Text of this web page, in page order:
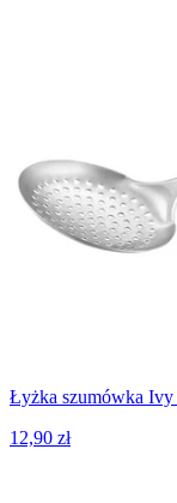
Łyżka szumówka
12,90 zł